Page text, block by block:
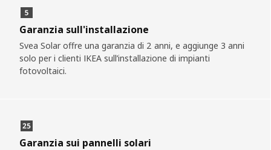
Garanzia sull'installazione
Svea Solar offre una garanzia di 2 anni, e aggiunge 3 anni
solo per i clienti IKEA sull’installazione di impianti
fotovoltaici.
Garanzia sui pannelli solari